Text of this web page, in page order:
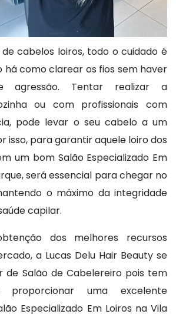
cabelos loiros, todo o cuidado é
há como clarear os fios sem haver
agressão. Tentar realizar a
ou com profissionais com
pode levar o seu cabelo a um
isso, para garantir aquele loiro dos
um bom Salão Especializado Em
será essencial para chegar no
o máximo da integridade
capilar.
dos melhores recursos
a Lucas Delu Hair Beauty se
de Salão de Cabelereiro pois tem
proporcionar uma excelente
Especializado Em Loiros na Vila